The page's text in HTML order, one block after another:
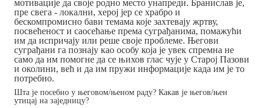
мотивације да своје родно место унапреди. Бранислав је,
пре свега - локални, херој јер се храбро и
бескомпромисно бави темама које захтевају жртву,
посвећеност и саосећање према суграђанима, помажући
им да испричају или реше своје проблеме. Његови
суграђани га познају као особу која је увек спремна не
само да им помогне да се њихов глас чује у Старој Пазови
и околини, већ и да им пружи информације када им је то
потребно.
Шта је посебно у његовом/њеном раду? Какав је његов/њен
утицај на заједницу?